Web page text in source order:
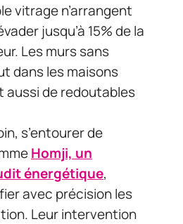
vitrage n’arrangent
jusqu’à 15% de la
Les murs sans
dans les maisons
aussi de redoutables
s’entourer de
Homji, un
énergétique,
avec précision les
Leur intervention